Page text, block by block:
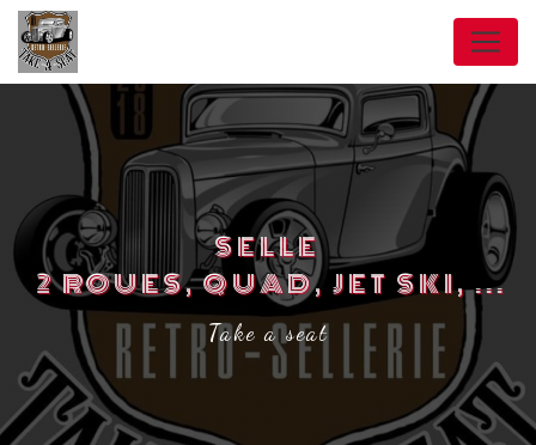
SELLE
2 ROUES, QUAD, JET SKI, ...
Take a seat
Panneau de gestion des cookies